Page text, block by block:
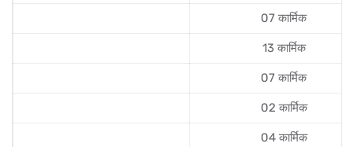
07 कार्मिक
13 कार्मिक
07 कार्मिक
02 कार्मिक
04 कार्मिक